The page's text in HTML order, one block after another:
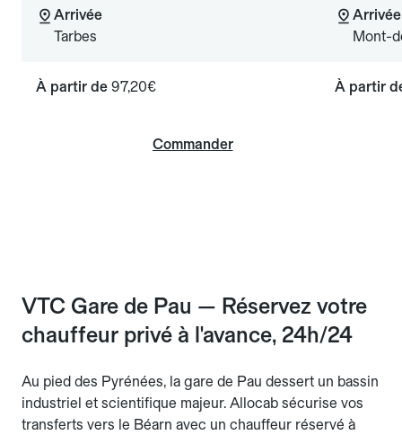
Arrivée
Tarbes
À partir de 97,20€
Commander
Arrivée
Mont-
À partir
VTC Gare de Pau — Réservez votre
chauffeur privé à l'avance, 24h/24
Au pied des Pyrénées, la gare de Pau dessert un bassin
industriel et scientifique majeur. Allocab sécurise vos
transferts vers le Béarn avec un chauffeur réservé à